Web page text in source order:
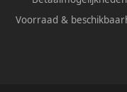
Voorraad &